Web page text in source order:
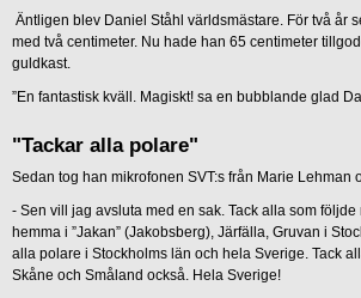
Äntligen blev Daniel Ståhl världsmästare. För två år
med två centimeter. Nu hade han 65 centimeter
guldkast.
”En fantastisk kväll. Magiskt! sa en bubblande glad
"Tackar alla polare"
Sedan tog han mikrofonen SVT:s från Marie Lehman
- Sen vill jag avsluta med en sak. Tack alla som
hemma i ”Jakan” (Jakobsberg), Järfälla, Gruvan i
alla polare i Stockholms län och hela Sverige. Tack
Skåne och Småland också. Hela Sverige!